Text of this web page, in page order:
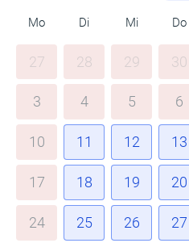
Mo Di Mi Do
27 28 29 30
3 4 5 6
10 11 12 13
17 18 19 20
24 25 26 27